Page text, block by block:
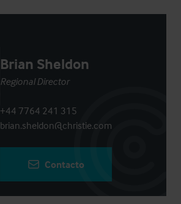
Brian Sheldon
Regional Director
+44 7764 241 315
brian.sheldon@christie.com
Contacto